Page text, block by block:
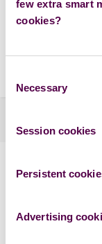
few extra smart
cookies?
Selection
Necessary
Session cookies
Persistent
Advertising